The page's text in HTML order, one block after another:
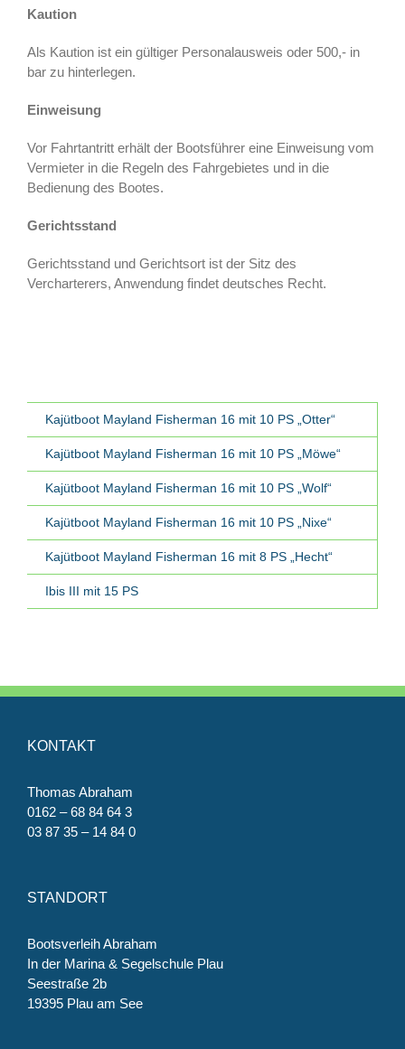
Kaution
Als Kaution ist ein gültiger Personalausweis oder 500,- in
bar zu hinterlegen.
Einweisung
Vor Fahrtantritt erhält der Bootsführer eine Einweisung vom
Vermieter in die Regeln des Fahrgebietes und in die
Bedienung des Bootes.
Gerichtsstand
Gerichtsstand und Gerichtsort ist der Sitz des
Vercharterers, Anwendung findet deutsches Recht.
Kajütboot Mayland Fisherman 16 mit 10 PS „Otter“
Kajütboot Mayland Fisherman 16 mit 10 PS „Möwe“
Kajütboot Mayland Fisherman 16 mit 10 PS „Wolf“
Kajütboot Mayland Fisherman 16 mit 10 PS „Nixe“
Kajütboot Mayland Fisherman 16 mit 8 PS „Hecht“
Ibis III mit 15 PS
KONTAKT
Thomas Abraham
0162 – 68 84 64 3
03 87 35 – 14 84 0
STANDORT
Bootsverleih Abraham
In der Marina & Segelschule Plau
Seestraße 2b
19395 Plau am See